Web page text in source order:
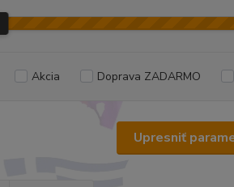
Upresniť
Akcia Doprava ZADARMO